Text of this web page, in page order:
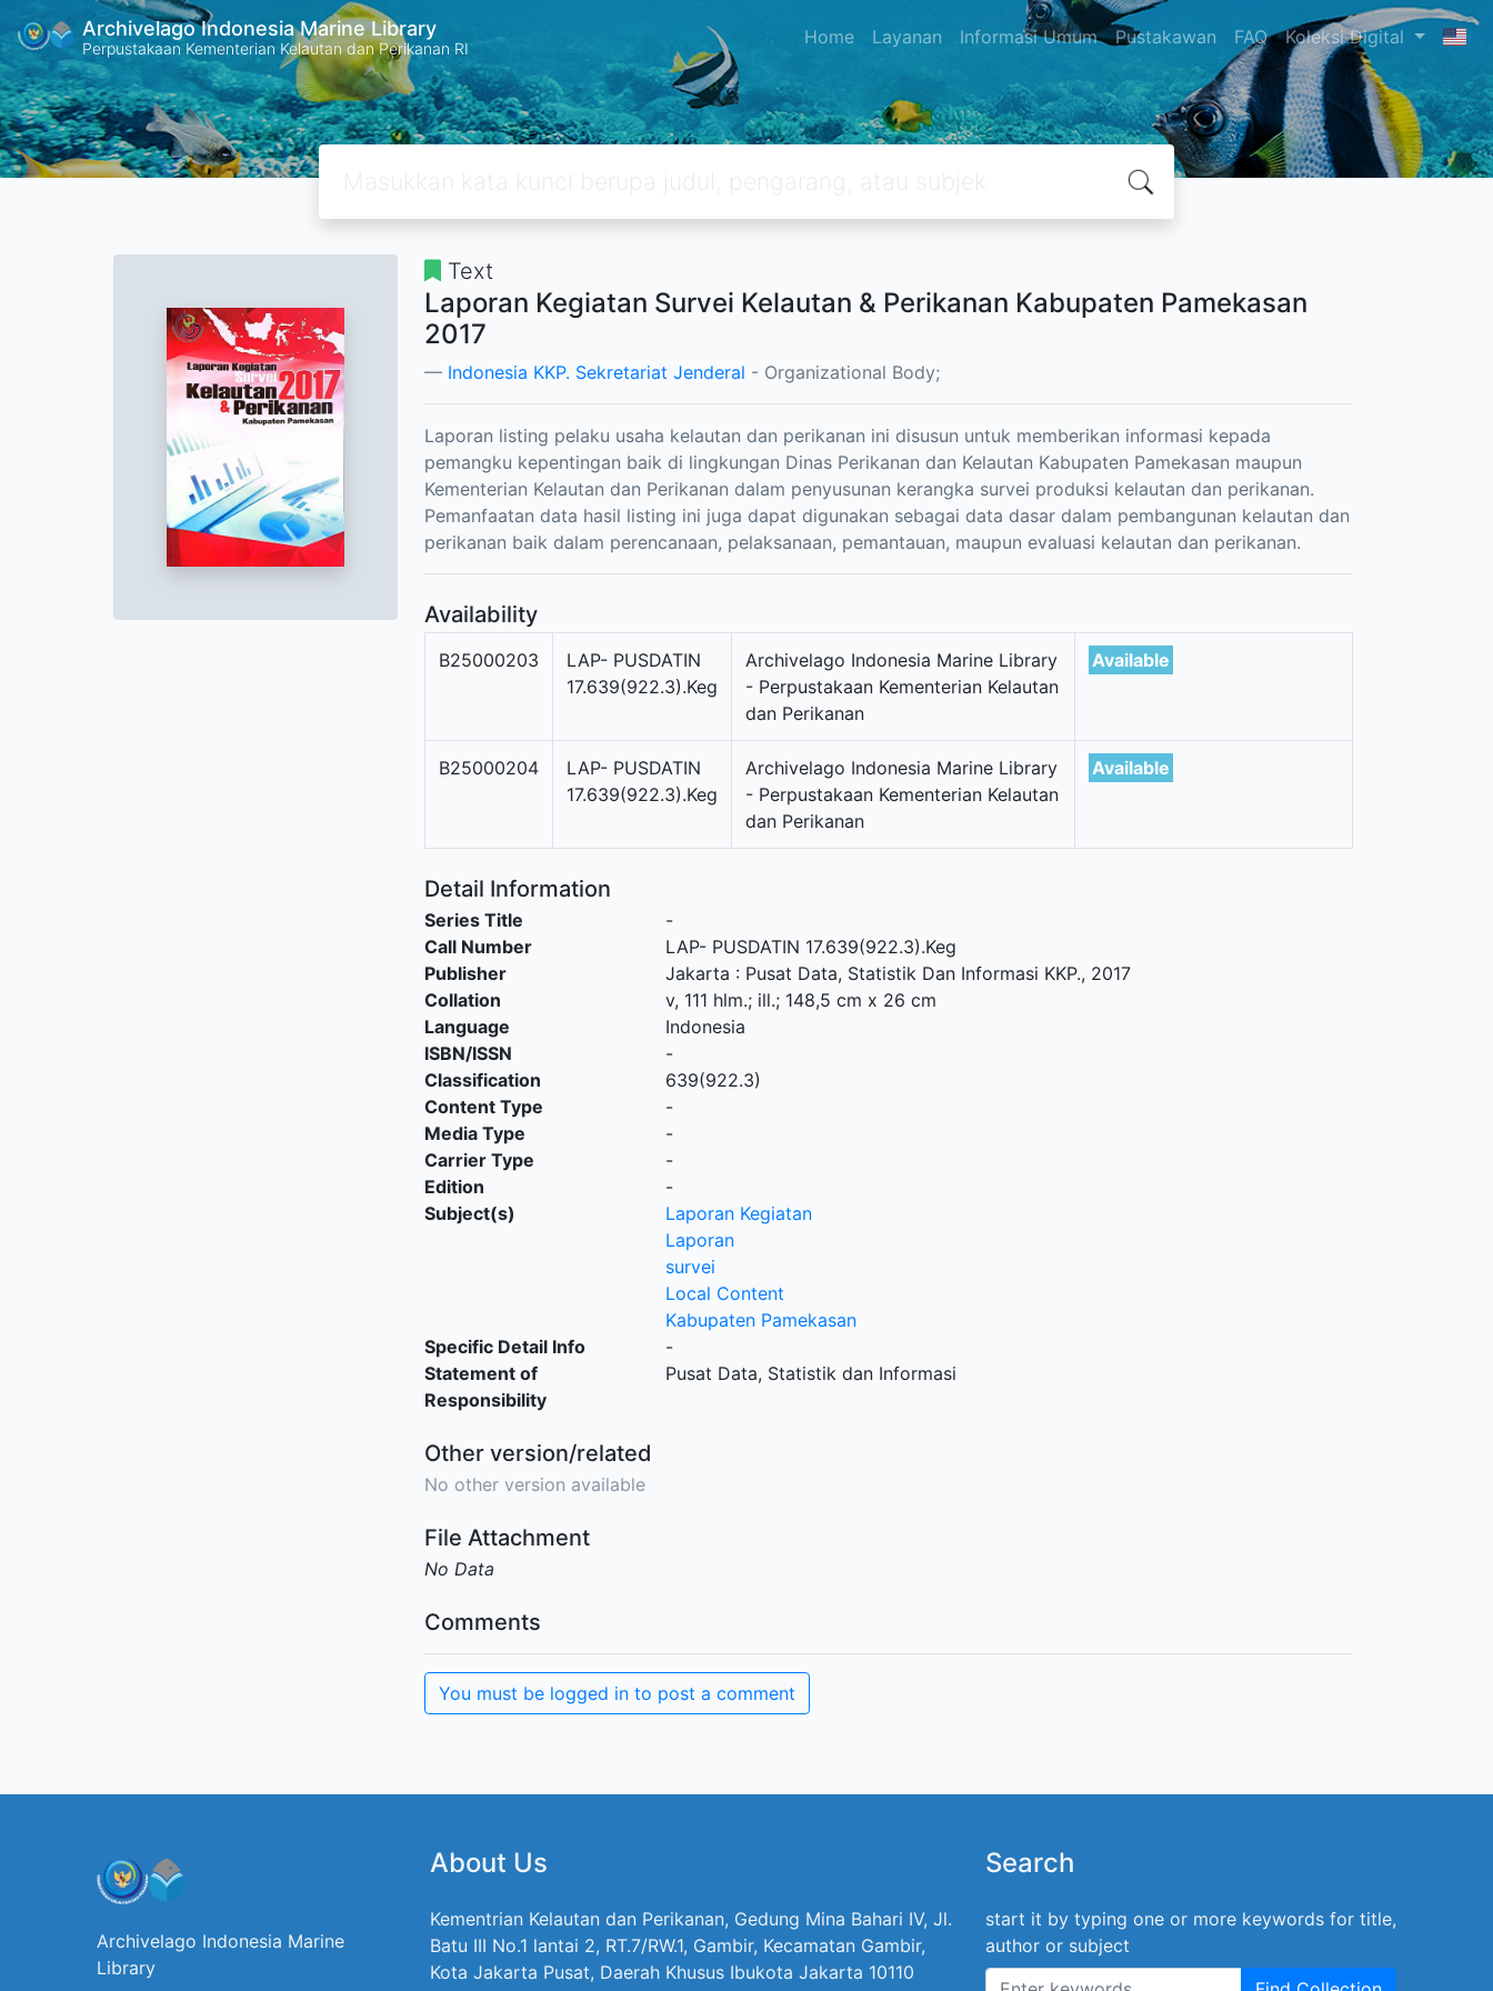
Archivelago Indonesia Marine Library
Perpustakaan Kementerian Kelautan dan Perikanan RI Home Layanan Informasi Umum Pustakawan FAQ Koleksi Digital
Text
Laporan Kegiatan Survei Kelautan & Perikanan Kabupaten Pamekasan
2017
Indonesia KKP. Sekretariat Jenderal - Organizational Body;
Laporan listing pelaku usaha kelautan dan perikanan ini disusun untuk memberikan informasi kepada
pemangku kepentingan baik di lingkungan Dinas Perikanan dan Kelautan Kabupaten Pamekasan maupun
Kementerian Kelautan dan Perikanan dalam penyusunan kerangka survei produksi kelautan dan perikanan.
Pemanfaatan data hasil listing ini juga dapat digunakan sebagai data dasar dalam pembangunan kelautan dan
perikanan baik dalam perencanaan, pelaksanaan, pemantauan, maupun evaluasi kelautan dan perikanan.
Availability
B25000203
LAP- PUSDATIN
17.639(922.3).Keg
Archivelago Indonesia Marine Library
- Perpustakaan Kementerian Kelautan
dan Perikanan
Available
B25000204
LAP- PUSDATIN
17.639(922.3).Keg
Archivelago Indonesia Marine Library
- Perpustakaan Kementerian Kelautan
dan Perikanan
Available
Detail Information
Series Title
-
Call Number
LAP- PUSDATIN 17.639(922.3).Keg
Publisher
Jakarta : Pusat Data, Statistik Dan Informasi KKP., 2017
Collation
v, 111 hlm.; ill.; 148,5 cm x 26 cm
Language
Indonesia
ISBN/ISSN
-
Classification
639(922.3)
Content Type
-
Media Type
-
Carrier Type
-
Edition
-
Subject(s)
Laporan Kegiatan
Laporan
survei
Local Content
Kabupaten Pamekasan
Specific Detail Info
-
Statement of
Responsibility
Pusat Data, Statistik dan Informasi
Other version/related
No other version available
File Attachment
No Data
Comments
You must be logged in to post a comment
Archivelago Indonesia Marine
Library
About Us
Kementrian Kelautan dan Perikanan, Gedung Mina Bahari IV, Jl.
Batu III No.1 lantai 2, RT.7/RW.1, Gambir, Kecamatan Gambir,
Kota Jakarta Pusat, Daerah Khusus Ibukota Jakarta 10110
Search
start it by typing one or more keywords for title,
author or subject